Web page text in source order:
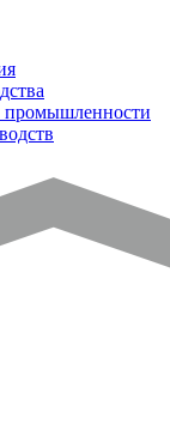
промышленности